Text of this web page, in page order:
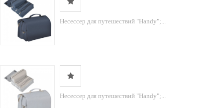
Несессер для путешествий "Handy";...
Несессер для путешествий "Handy";...